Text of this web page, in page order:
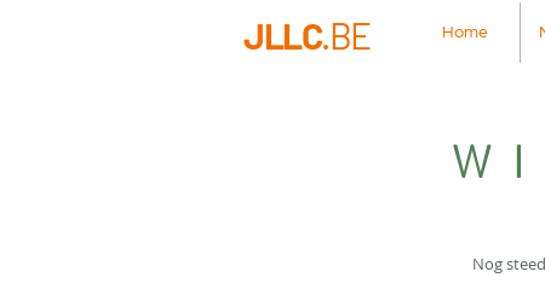
JLLC.BE Home
Nog